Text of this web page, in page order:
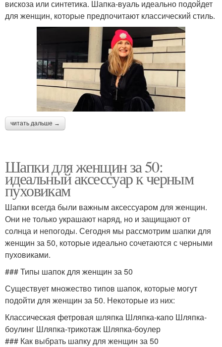
вискоза или синтетика. Шапка-вуаль идеально подойдет
для женщин, которые предпочитают классический стиль.
читать дальше →
Шапки для женщин за 50:
идеальный аксессуар к черным
пуховикам
Шапки всегда были важным аксессуаром для женщин.
Они не только украшают наряд, но и защищают от
солнца и непогоды. Сегодня мы рассмотрим шапки для
женщин за 50, которые идеально сочетаются с черными
пуховиками.
### Типы шапок для женщин за 50
Существует множество типов шапок, которые могут
подойти для женщин за 50. Некоторые из них:
Классическая фетровая шляпка Шляпка-капо Шляпка-
боулинг Шляпка-трикотаж Шляпка-боулер
### Как выбрать шапку для женщин за 50